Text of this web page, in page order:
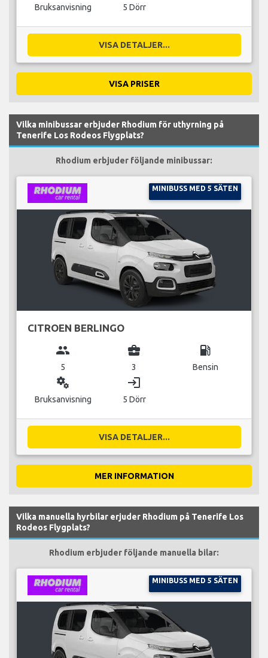
Bruksanvisning 5 Dörr
VISA DETALJER...
VISA PRISER
Vilka minibussar erbjuder Rhodium för uthyrning på
Tenerife Los Rodeos Flygplats?
Rhodium erbjuder följande minibussar:
MINIBUSS MED 5 SÄTEN
CITROEN BERLINGO
group
5
business_center
3
local_gas_station
Bensin
miscellaneous_services
Bruksanvisning
login
5 Dörr
VISA DETALJER...
MER INFORMATION
Vilka manuella hyrbilar erjuder Rhodium på Tenerife Los
Rodeos Flygplats?
Rhodium erbjuder följande manuella bilar:
MINIBUSS MED 5 SÄTEN